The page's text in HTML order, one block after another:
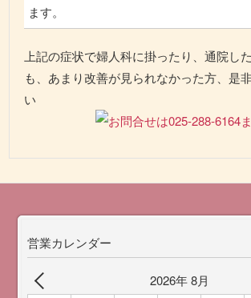
ます。
上記の症状で婦人科に掛ったり、通院し
も、あまり改善が見られなかった方、是
い
営業カレンダー
2026年 8月